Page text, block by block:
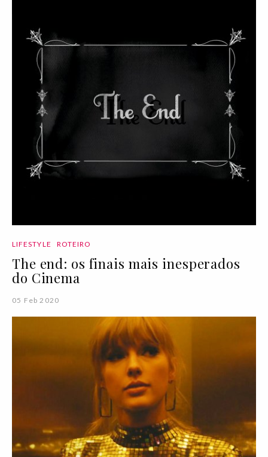
LIFESTYLE ROTEIRO
The end: os finais mais inesperados
do Cinema
05 Feb 2020